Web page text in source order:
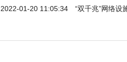
2022-01-20 11:05:34 “双千兆”网络